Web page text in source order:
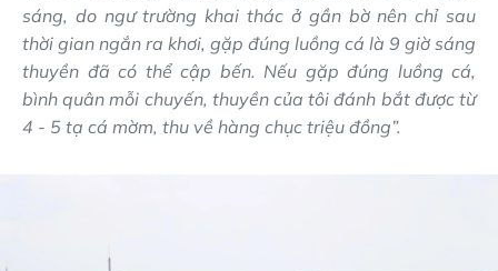
sáng, do ngư trường khai thác ở gần bờ nên chỉ sau
thời gian ngắn ra khơi, gặp đúng luồng cá là 9 giờ sáng
thuyền đã có thể cập bến. Nếu gặp đúng luồng cá,
bình quân mỗi chuyến, thuyền của tôi đánh bắt được từ
4 - 5 tạ cá mờm, thu về hàng chục triệu đồng”.